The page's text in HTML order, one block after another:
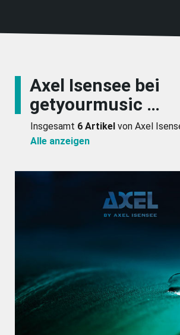
Axel Isensee bei
getyourmusic …
Insgesamt 6 Artikel von Axel
Alle anzeigen